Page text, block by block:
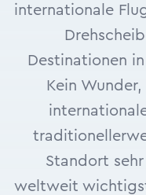
internationale
Destinationen
Kein
Standort
weltweit